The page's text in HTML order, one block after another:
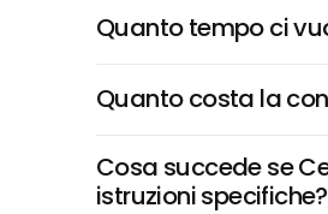
Quanto tempo ci
Quanto costa la
Cosa succede se
istruzioni specifiche?